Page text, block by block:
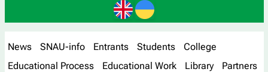
News SNAU-info Entrants Students
College
Educational Process
Educational Work Library
Partners